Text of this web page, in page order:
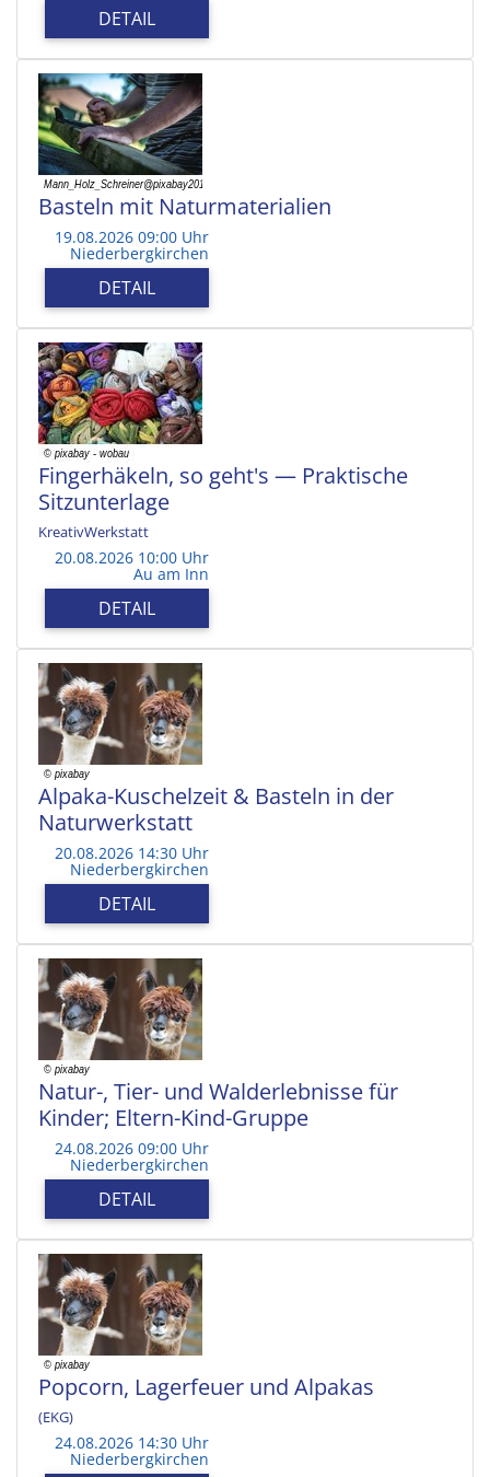
DETAIL
Basteln mit Naturmaterialien
19.08.2026 09:00 Uhr
Niederbergkirchen
DETAIL
Fingerhäkeln, so geht's — Praktische
Sitzunterlage
KreativWerkstatt
20.08.2026 10:00 Uhr
Au am Inn
DETAIL
Alpaka-Kuschelzeit & Basteln in der
Naturwerkstatt
20.08.2026 14:30 Uhr
Niederbergkirchen
DETAIL
Natur-, Tier- und Walderlebnisse für
Kinder; Eltern-Kind-Gruppe
24.08.2026 09:00 Uhr
Niederbergkirchen
DETAIL
Popcorn, Lagerfeuer und Alpakas
(EKG)
24.08.2026 14:30 Uhr
Niederbergkirchen